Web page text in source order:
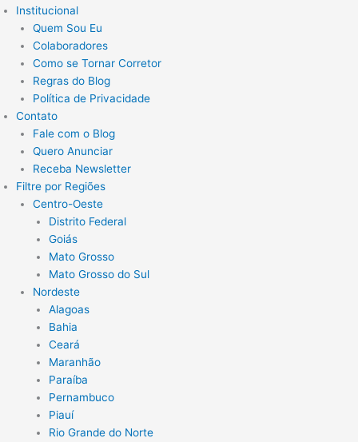
Institucional
Quem Sou Eu
Colaboradores
Como se Tornar Corretor
Regras do Blog
Política de Privacidade
Contato
Fale com o Blog
Quero Anunciar
Receba Newsletter
Filtre por Regiões
Centro-Oeste
Distrito Federal
Goiás
Mato Grosso
Mato Grosso do Sul
Nordeste
Alagoas
Bahia
Ceará
Maranhão
Paraíba
Pernambuco
Piauí
Rio Grande do Norte